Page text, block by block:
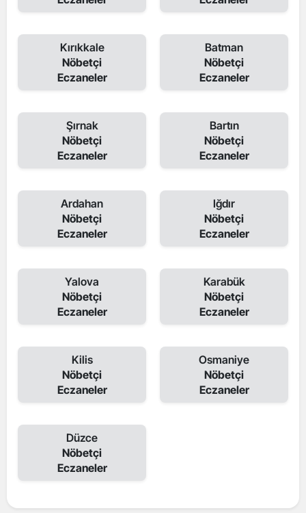
Kırıkkale
Nöbetçi
Eczaneler
Batman
Nöbetçi
Eczaneler
Şırnak
Nöbetçi
Eczaneler
Bartın
Nöbetçi
Eczaneler
Ardahan
Nöbetçi
Eczaneler
Iğdır
Nöbetçi
Eczaneler
Yalova
Nöbetçi
Eczaneler
Karabük
Nöbetçi
Eczaneler
Kilis
Nöbetçi
Eczaneler
Osmaniye
Nöbetçi
Eczaneler
Düzce
Nöbetçi
Eczaneler